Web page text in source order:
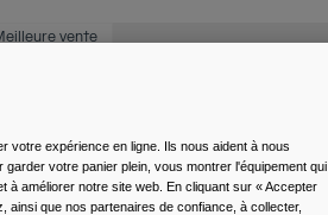
vente
votre expérience en ligne. Ils nous aident à nous
votre panier plein, vous montrer l'équipement qui
améliorer notre site web. En cliquant sur « Accepter
que nos partenaires de confiance, à collecter,